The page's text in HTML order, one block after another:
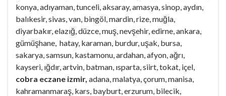
konya, adıyaman, tunceli, aksaray, amasya, sinop, aydın,
balıkesir, sivas, van, bingöl, mardin, rize, muğla,
diyarbakır, elazığ, düzce, muş, nevşehir, edirne, ankara,
gümüşhane, hatay, karaman, burdur, uşak, bursa,
sakarya, samsun, kastamonu, ardahan, afyon, ağrı,
kayseri, ığdır, artvin, batman, ısparta, siirt, tokat, içel,
cobra eczane izmir, adana, malatya, çorum, manisa,
kahramanmaraş, kars, bayburt, erzurum, bilecik,